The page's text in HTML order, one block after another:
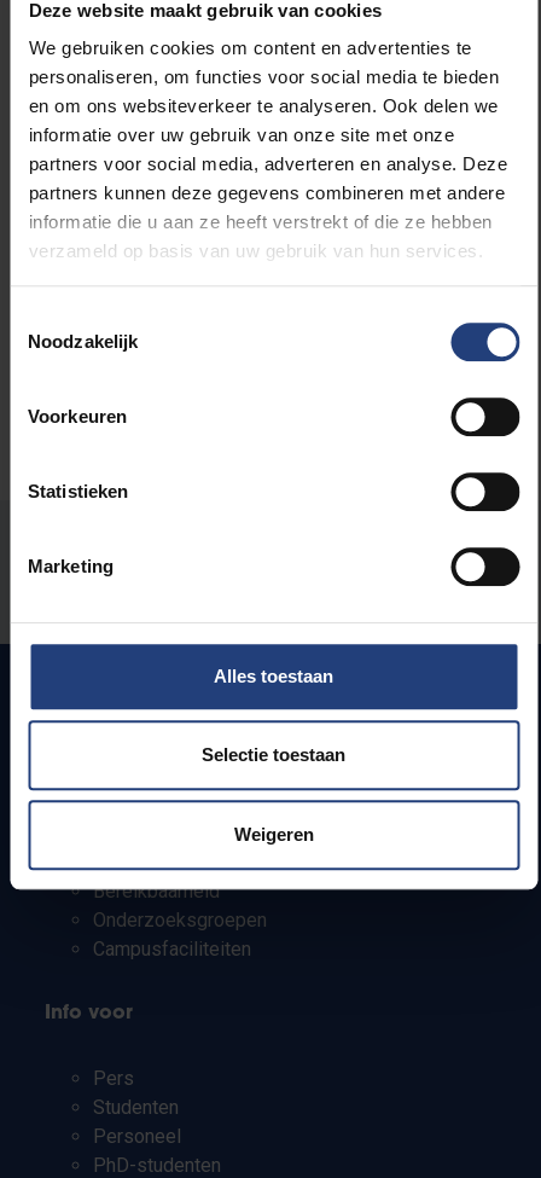
Deze website maakt gebruik van cookies
We gebruiken cookies om content en advertenties te
personaliseren, om functies voor social media te bieden
en om ons websiteverkeer te analyseren. Ook delen we
informatie over uw gebruik van onze site met onze
partners voor social media, adverteren en analyse. Deze
partners kunnen deze gegevens combineren met andere
informatie die u aan ze heeft verstrekt of die ze hebben
verzameld op basis van uw gebruik van hun services.
Noodzakelijk
Voorkeuren
Statistieken
Marketing
Alles toestaan
Selectie toestaan
Weigeren
Vragen over het Coronavirus en hoe de VUB daarmee
omgaat? Bekijk dan de veelgestelde vragen op
vub.be/coronavirusof stuur een mail naar
coronavirus@vub.be.
Lees meer over:
Webmail
Bereikbaarheid
Onderzoeksgroepen
Campusfaciliteiten
Info voor
Pers
Studenten
Personeel
PhD-studenten